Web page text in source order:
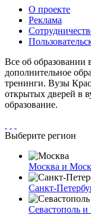
О проекте
Реклама
Все об образовании
дополнительное
тренинги. Вузы
открытых дверей в
образование.
Выберите регион
Москва и
Санкт-
Севастополь